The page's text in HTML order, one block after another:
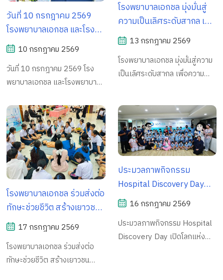
วันที่ 10 กรกฎาคม 2569
โรงพยาบาลเอกชล และโรง
พยาบาลเอกชล อ่างศิลา ร่วม
ออกหน่วยบริการสุขภาพเชิง
รุกแก่ประชาชน ณ หอประชุม
ในสวนสาธารณะ
เก่า) ตำบลบ้านช้าง อำเภอ
พนัสนิคม จังหวัดชลบุรี
10 กรกฎาคม 2569
วันที่ 10 กรกฎาคม 2569 โรง
พยาบาลเอกชล และโรงพยาบาล
บริการสุขภาพเชิงรุกแก่ประชาชน
ณ หอประชุมในสวนสาธารณะ
เฉลิมพระเกียรติ (โรงไม้ขีดเก่า)
ตำบลบ้านช้าง อำเภอพนัสนิคม
จังหวัดชลบุรี
โรงพยาบาลเอกชล มุ่งมั่นสู่
ความเป็นเลิศระดับสากล เพื่อ
ความปลอดภัยสูงสุดของผู้
ป่วย/ผู้รับบริการ เดินหน้ายก
ระดับมาตรฐานคุณภาพการ
รักษาพยาบาล พร้อมเตรียม
ประเมินรับรองมาตรฐาน
สากล JCI ครั้งที่ 4 (4th
Reaccreditation of JCI
Standards)
13 กรกฎาคม 2569
โรงพยาบาลเอกชล มุ่งมั่นสู่ความ
เป็นเลิศระดับสากล เพื่อความ
มาตรฐานคุณภาพการรักษา
พยาบาล พร้อมเตรียมความ
พร้อมสู่การตรวจประเมินรับรอง
มาตรฐานสากล JCI ครั้งที่ 4
(4th Reaccreditation of JCI
Standards)
โรงพยาบาลเอกชล ร่วมส่งต่อ
ทักษะช่วยชีวิต สร้างเยาวชน
พร้อมรับมือเหตุฉุกเฉิน ใน
งานกิจกรรม “งานเยาวชน
ไทยหัวใจสุจริต”
17 กรกฎาคม 2569
โรงพยาบาลเอกชล ร่วมส่งต่อ
ทักษะช่วยชีวิต สร้างเยาวชน
ประมวลภาพกิจกรรม
Hospital Discovery Day
เปิดโลกแห่งการเรียนรู้
สุขภาพ สู่ประสบการณ์จริง
ในโรงพยาบาล
16 กรกฎาคม 2569
ประมวลภาพกิจกรรม Hospital
Discovery Day เปิดโลกแห่ง